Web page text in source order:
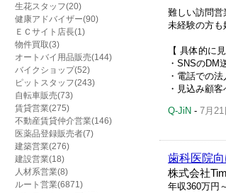
生花スタッフ(20)
健康アドバイザー(90)
ＥＣサイト店長(1)
物件買取(3)
オートバイ用品販売(144)
バイクショップ(52)
ピットスタッフ(243)
自転車販売(73)
賃貸営業(275)
不動産賃貸仲介営業(146)
医薬品登録販売者(7)
建築営業(276)
建設営業(18)
人材系営業(8)
ルート営業(6871)
難しい訪問営
未経験の方も
【 具体的に
・SNSのDM
・電話での
・見込み顧
Q-JiN - 7月21
歯科医院
株式会社
年収360万円